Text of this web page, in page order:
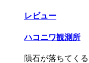
レビュー
ハコニワ観測所
隕石が落ちてく